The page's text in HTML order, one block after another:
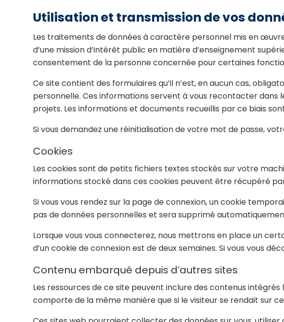
Utilisation et transmission de vos
Les traitements de données à caractère personnel mis en œuvre
d’une mission d’intérêt public en matière d’enseignement
consentement de la personne concernée pour certaines
Ce site contient des formulaires qu’il n’est, en aucun cas,
personnelle. Ces informations servent à vous recontacter dans
projets. Les informations et documents recueillis par ce biais
Si vous demandez une réinitialisation de votre mot de passe,
Cookies
Les cookies sont de petits fichiers textes stockés sur votre
informations stocké dans ces cookies peuvent être récupéré
Si vous vous rendez sur la page de connexion, un cookie
pas de données personnelles et sera supprimé
Lorsque vous vous connecterez, nous mettrons en place un
d’un cookie de connexion est de deux semaines. Si vous vous
Contenu embarqué depuis d’autres sites
Les ressources de ce site peuvent inclure des contenus
comporte de la même manière que si le visiteur se rendait sur